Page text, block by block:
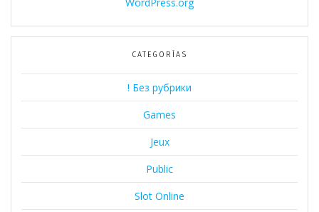
CATEGORÍAS
! Без рубрики
Games
Jeux
Public
Slot Online